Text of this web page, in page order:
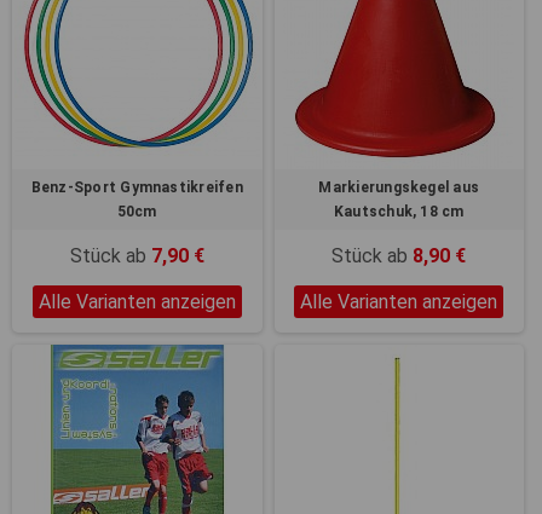
Benz-Sport Gymnastikreifen
50cm
Stück ab 7,90 €
Alle Varianten anzeigen
Markierungskegel aus
Kautschuk, 18 cm
Stück ab 8,90 €
Alle Varianten anzeigen